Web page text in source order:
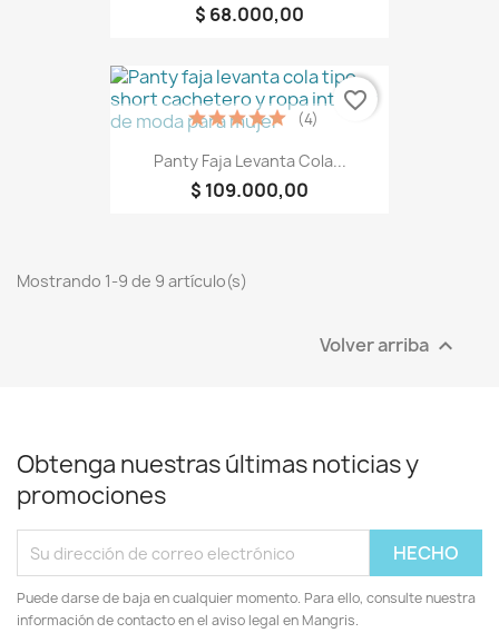
$ 68.000,00
Panty Faja Levanta Cola...
$ 109.000,00
(4)
favorite_border
Mostrando 1-9 de 9 artículo(s)
Volver arriba 
Obtenga nuestras últimas noticias y
promociones
Puede darse de baja en cualquier momento. Para ello, consulte nuestra
información de contacto en el aviso legal en Mangris.